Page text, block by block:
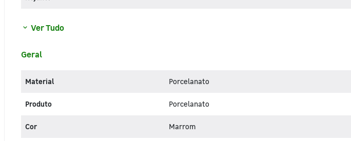
Ver Tudo
Geral
Material Porcelanato
Produto Porcelanato
Cor Marrom